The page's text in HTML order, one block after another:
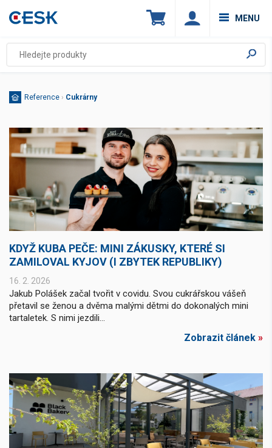
MENU
Reference › Cukrárny
KDYŽ KUBA PEČE: MINI ZÁKUSKY, KTERÉ SI
ZAMILOVAL KYJOV (I ZBYTEK REPUBLIKY)
16. 2. 2026
Jakub Polášek začal tvořit v covidu. Svou cukrářskou vášeň
přetavil se ženou a dvěma malými dětmi do dokonalých mini
tartaletek. S nimi jezdili...
Zobrazit článek »